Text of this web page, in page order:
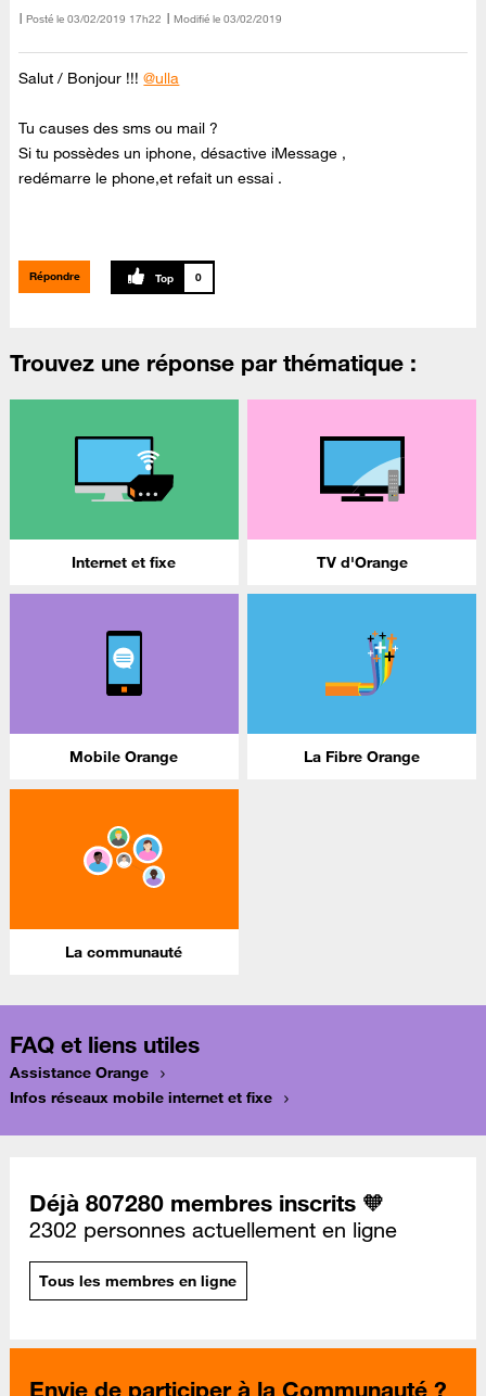
Posté le ‎03/02/2019 17h22 Modifié le 03/02/2019
Salut / Bonjour !!!@ulla
Tu causes des sms ou mail ?
Si tu possèdes un iphone, désactive iMessage ,
redémarre le phone,et refait un essai .
Répondre 0
Trouvez une réponse par thématique :
Internet et fixe TV d'Orange
Mobile Orange La Fibre Orange
La communauté
FAQ et liens utiles
Assistance Orange
Infos réseaux mobile internet et fixe
Déjà 807280 membres inscrits 🧡
2302 personnes actuellement en ligne
Tous les membres en ligne
Envie de participer à la Communauté ?